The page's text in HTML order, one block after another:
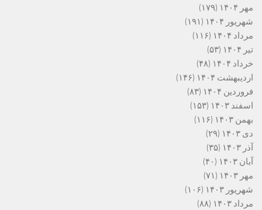
مهر ۱۴۰۴
(۱۷۹)
شهریور ۱۴۰۴
(۱۹۱)
مرداد ۱۴۰۴
(۱۱۶)
تیر ۱۴۰۴
(۵۳)
خرداد ۱۴۰۴
(۴۸)
اردیبهشت ۱۴۰۴
(۱۴۶)
فروردین ۱۴۰۴
(۸۳)
اسفند ۱۴۰۳
(۱۵۳)
بهمن ۱۴۰۳
(۱۱۶)
دی ۱۴۰۳
(۲۹)
آذر ۱۴۰۳
(۳۵)
آبان ۱۴۰۳
(۴۰)
مهر ۱۴۰۳
(۷۱)
شهریور ۱۴۰۳
(۱۰۶)
مرداد ۱۴۰۳
(۸۸)